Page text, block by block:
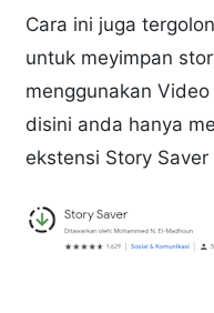
Cara ini juga
untuk meyimpan
menggunakan
disini anda hanya
ekstensi Story